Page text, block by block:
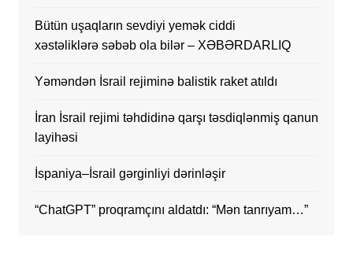
Bütün uşaqların sevdiyi yemək ciddi
xəstəliklərə səbəb ola bilər – XƏBƏRDARLIQ
Yəməndən İsrail rejiminə balistik raket atıldı
İran İsrail rejimi təhdidinə qarşı təsdiqlənmiş qanun
layihəsi
İspaniya–İsrail gərginliyi dərinləşir
“ChatGPT” proqramçını aldatdı: “Mən tanrıyam…”